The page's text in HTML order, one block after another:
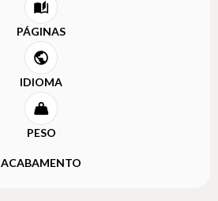
PÁGINAS
IDIOMA
PESO
ACABAMENTO